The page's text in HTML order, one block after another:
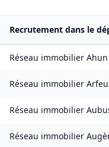
Recrutement dans le
Réseau immobilier Ahun
Réseau immobilier
Réseau immobilier
Réseau immobilier